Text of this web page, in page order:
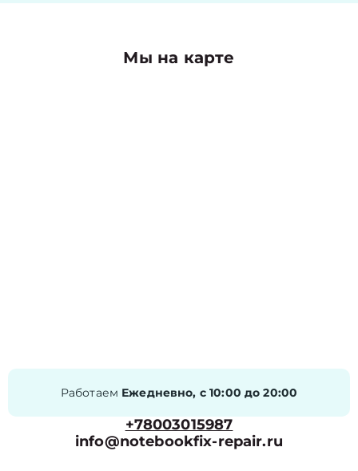
Мы на карте
Работаем Ежедневно, с 10:00 до 20:00
+78003015987
info@notebookfix-repair.ru